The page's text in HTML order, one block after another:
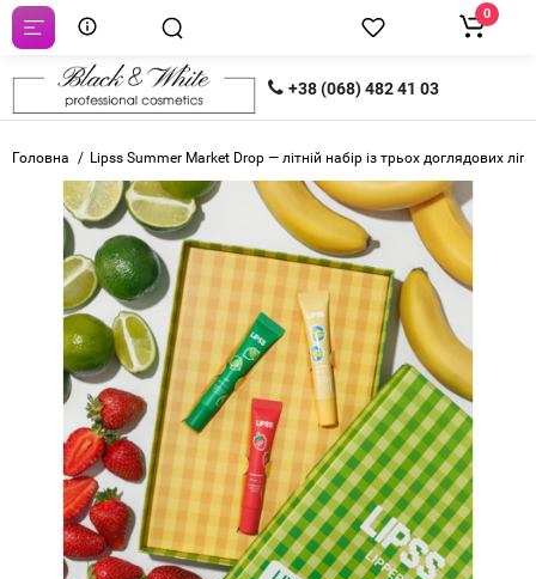
+38 (068) 482 41 03
0
Головна Lipss Summer Market Drop — літній набір із трьох доглядових